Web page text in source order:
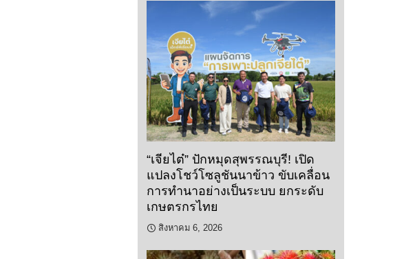
“เจียไต๋” ปักหมุดสุพรรณบุรี! เปิด
แปลงโชว์โซลูชันนาข้าว ขับเคลื่อน
การทำนาอย่างเป็นระบบ ยกระดับ
เกษตรกรไทย
สิงหาคม 6, 2026